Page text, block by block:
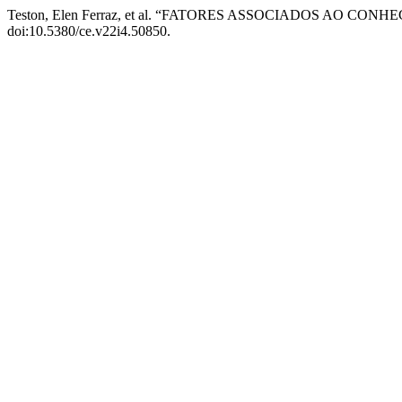
Teston, Elen Ferraz, et al. “FATORES ASSOCIADOS AO
doi:10.5380/ce.v22i4.50850.